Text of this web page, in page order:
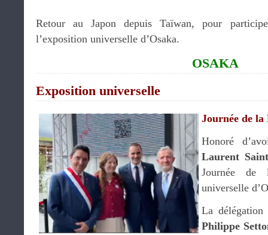
Retour au Japon depuis Taïwan, pour
l’exposition universelle d’Osaka.
OSAKA
Exposition universelle
Journée de la
Honoré
Laurent
Journée de
universelle
La délégation
Philippe